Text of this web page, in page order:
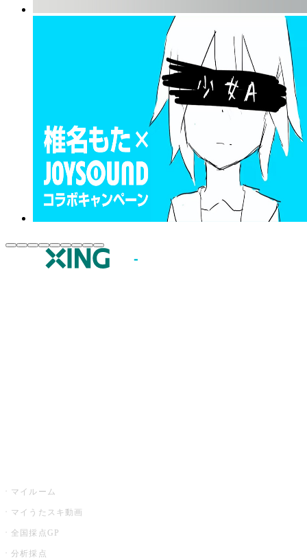
マイルーム
マイうたスキ動画
全国採点GP
分析採点